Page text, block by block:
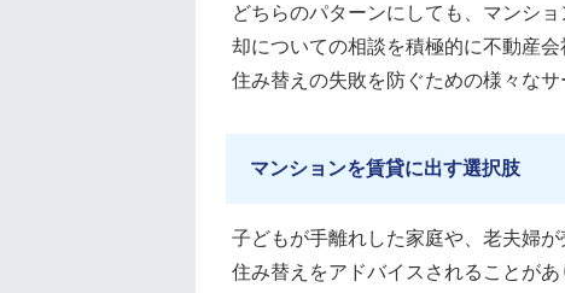
どちらのパターンにしても、マンシ
却についての相談を積極的に不動産
住み替えの失敗を防ぐための様々なサ
マンションを賃貸に出す選択肢
子どもが手離れした家庭や、老夫婦
住み替えをアドバイスされることが